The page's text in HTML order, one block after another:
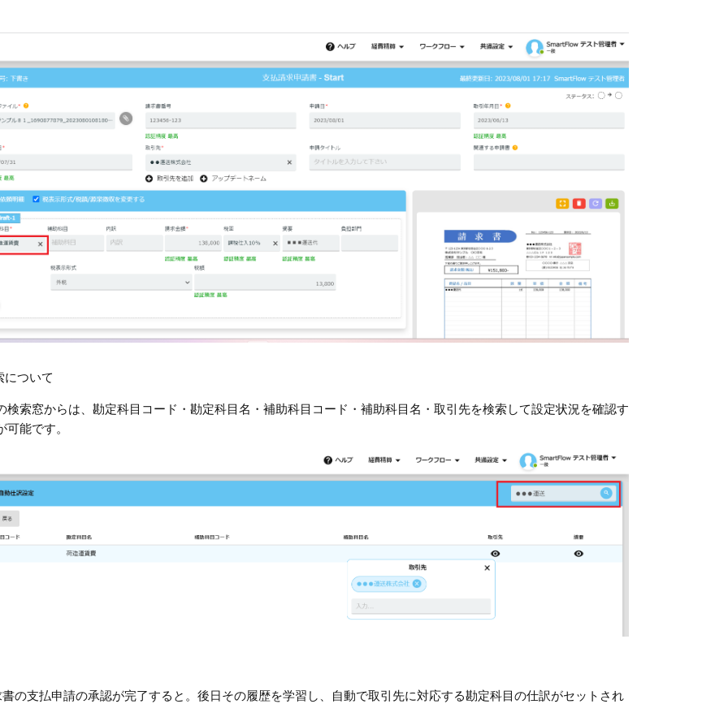
について
検索窓からは、勘定科目コード・勘定科目名・補助科目コード・補助科目名・取引先を検索して設定状況を確認す
可能です。
の支払申請の承認が完了すると。後日その履歴を学習し、自動で取引先に対応する勘定科目の仕訳がセットされ